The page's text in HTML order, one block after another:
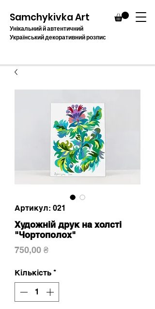
Samchykivka Art
Унікальний й автентичний
Український декоративний розпис
Артикул: 021
Художній друк на холсті
"Чортополох"
750,00 ₴Ціна
Кількість *